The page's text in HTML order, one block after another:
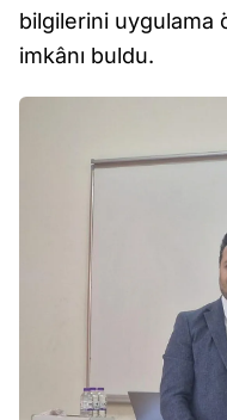
bilgilerini uygulama
imkânı buldu.